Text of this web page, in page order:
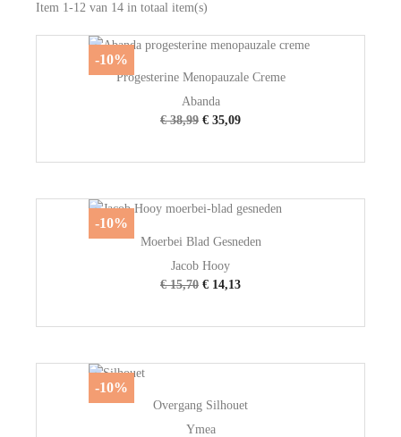
Item 1-12 van 14 in totaal item(s)
Progesterine Menopauzale Creme
Abanda
€ 38,99 € 35,09
-10%
Moerbei Blad Gesneden
Jacob Hooy
€ 15,70 € 14,13
-10%
Overgang Silhouet
Ymea
-10%